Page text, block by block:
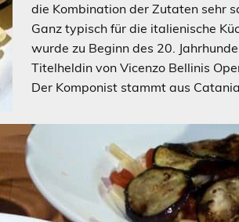
die Kombination der Zutaten sehr
Ganz typisch für die italienische
wurde zu Beginn des 20.
Titelheldin von Vicenzo Bellinis
Der Komponist stammt aus